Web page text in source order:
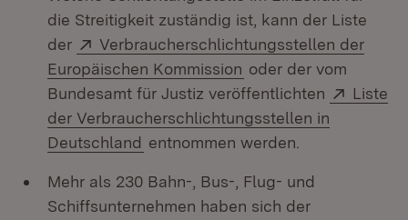
die Streitigkeit zuständig ist, kann der Liste
der
Extern:
Verbraucherschlichtungsstellen der
Europäischen Kommission (Öffnet in neuem
oder der vom
Bundesamt für Justiz veröffentlichten
Extern:
Liste
der Verbraucherschlichtungsstellen in
Deutschland (Öffnet in neuem Fenster)
entnommen werden.
Mehr als 230 Bahn-, Bus-, Flug- und
Schiffsunternehmen haben sich der